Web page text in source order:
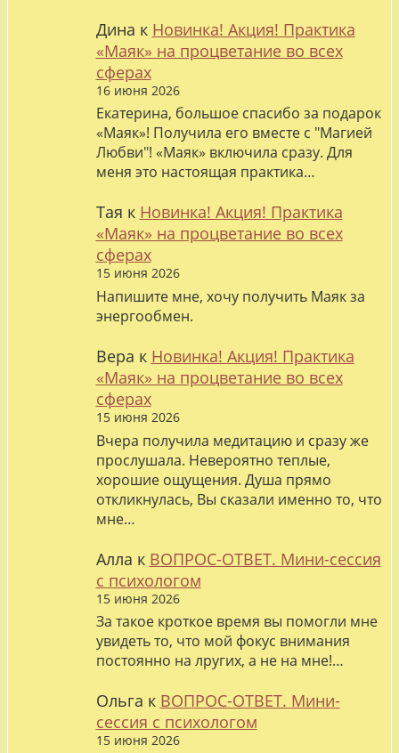
Дина к Новинка! Акция! Практика
«Маяк» на процветание во всех
сферах
16 июня 2026
Екатерина, большое спасибо за подарок
«Маяк»! Получила его вместе с "Магией
Любви"! «Маяк» включила сразу. Для
меня это настоящая практика…
Тая к Новинка! Акция! Практика
«Маяк» на процветание во всех
сферах
15 июня 2026
Напишите мне, хочу получить Маяк за
энергообмен.
Вера к Новинка! Акция! Практика
«Маяк» на процветание во всех
сферах
15 июня 2026
Вчера получила медитацию и сразу же
прослушала. Невероятно теплые,
хорошие ощущения. Душа прямо
откликнулась, Вы сказали именно то, что
мне…
Алла к ВОПРОС-ОТВЕТ. Мини-сессия
с психологом
15 июня 2026
За такое кроткое время вы помогли мне
увидеть то, что мой фокус внимания
постоянно на лругих, а не на мне!…
Ольга к ВОПРОС-ОТВЕТ. Мини-
сессия с психологом
15 июня 2026